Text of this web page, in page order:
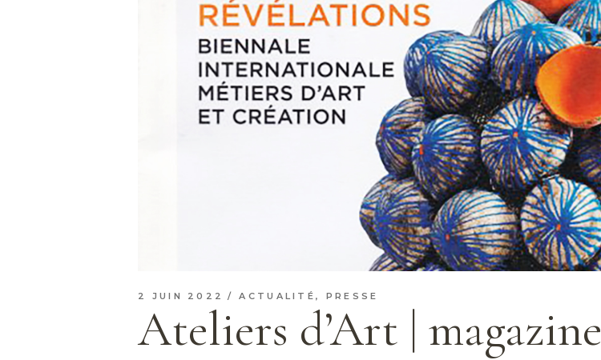
2 JUIN 2022 ACTUALITÉ, PRESSE
Ateliers d’Art | magazine